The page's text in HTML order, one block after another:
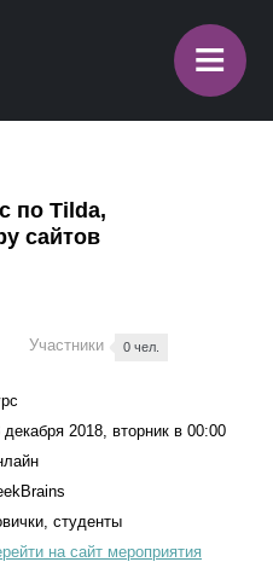
≡
по Tilda,
сайтов
Участники 0 чел.
декабря 2018, вторник в 00:00
студенты
на сайт мероприятия